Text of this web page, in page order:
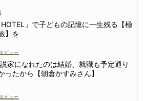
HOTEL」で子どもの記憶に一生残る【極
】を
ビュー
家になれたのは結婚、就職も予定通り
ったから【朝倉かすみさん】
ビュー